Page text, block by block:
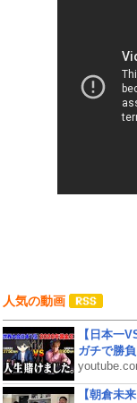
人気の動画
【日本一
ガチで勝
【朝倉未